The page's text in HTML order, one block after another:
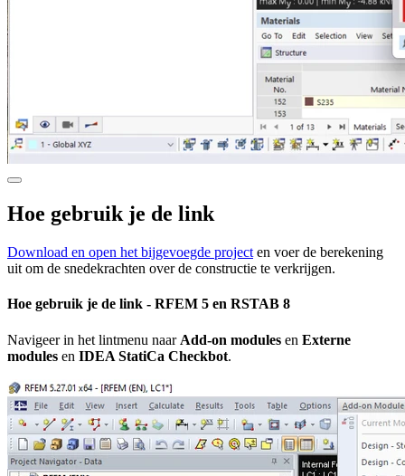
Hoe gebruik je de link
Download en open het bijgevoegde project en voer de berekening
uit om de snedekrachten over de constructie te verkrijgen.
Hoe gebruik je de link - RFEM 5 en RSTAB 8
Navigeer in het lintmenu naar Add-on modules en Externe
modules en IDEA StatiCa Checkbot.